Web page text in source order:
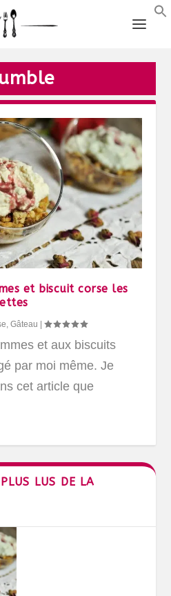
et biscuit corse les
,Gâteau |
et aux biscuits
par moi même. Je
cet article que
LUS DE LA